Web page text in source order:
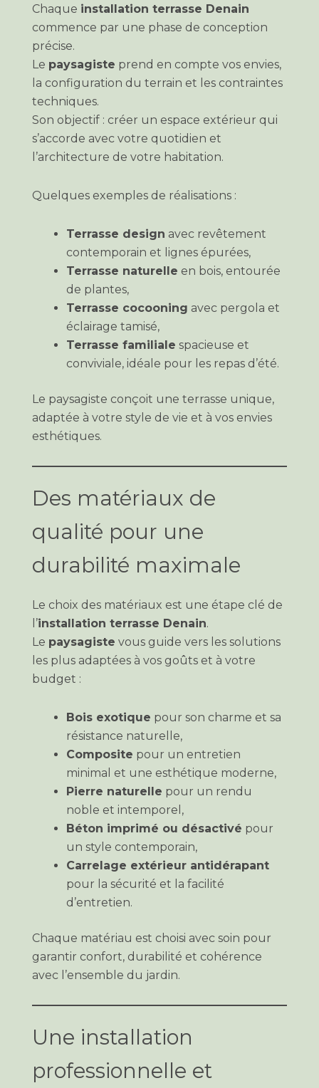
Chaque installation terrasse Denain
commence par une phase de conception
précise.
Le paysagiste prend en compte vos envies,
la configuration du terrain et les contraintes
techniques.
Son objectif : créer un espace extérieur qui
s’accorde avec votre quotidien et
l’architecture de votre habitation.
Quelques exemples de réalisations :
Terrasse design avec revêtement
contemporain et lignes épurées,
Terrasse naturelle en bois, entourée
de plantes,
Terrasse cocooning avec pergola et
éclairage tamisé,
Terrasse familiale spacieuse et
conviviale, idéale pour les repas d’été.
Le paysagiste conçoit une terrasse unique,
adaptée à votre style de vie et à vos envies
esthétiques.
Des matériaux de
qualité pour une
durabilité maximale
Le choix des matériaux est une étape clé de
l’installation terrasse Denain.
Le paysagiste vous guide vers les solutions
les plus adaptées à vos goûts et à votre
budget :
Bois exotique pour son charme et sa
résistance naturelle,
Composite pour un entretien
minimal et une esthétique moderne,
Pierre naturelle pour un rendu
noble et intemporel,
Béton imprimé ou désactivé pour
un style contemporain,
Carrelage extérieur antidérapant
pour la sécurité et la facilité
d’entretien.
Chaque matériau est choisi avec soin pour
garantir confort, durabilité et cohérence
avec l’ensemble du jardin.
Une installation
professionnelle et